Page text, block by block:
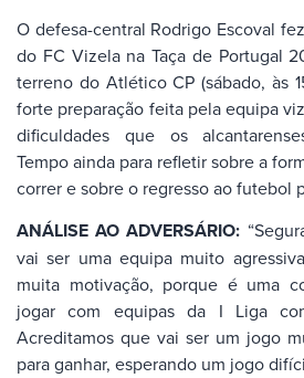
O defesa-central Rodrigo Escoval
do FC Vizela na Taça de Portugal
terreno do Atlético CP (sábado, às
forte preparação feita pela equipa
dificuldades que os
Tempo ainda para refletir sobre a
correr e sobre o regresso ao futebol
ANÁLISE AO ADVERSÁRIO:
vai ser uma equipa muito
muita motivação, porque é uma
jogar com equipas da I Liga
Acreditamos que vai ser um jogo
para ganhar, esperando um jogo